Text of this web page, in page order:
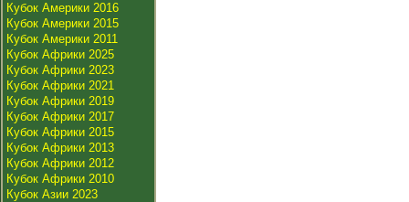
Кубок Америки 2016
Кубок Америки 2015
Кубок Америки 2011
Кубок Африки 2025
Кубок Африки 2023
Кубок Африки 2021
Кубок Африки 2019
Кубок Африки 2017
Кубок Африки 2015
Кубок Африки 2013
Кубок Африки 2012
Кубок Африки 2010
Кубок Азии 2023